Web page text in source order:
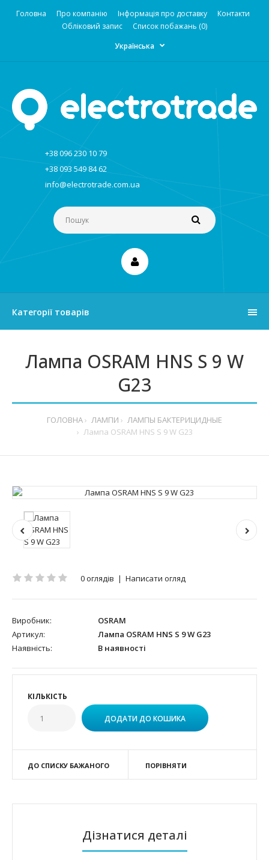
Головна Про компанію Інформація про доставку
Контакти
Обліковий запис
Список побажань (0)
Українська
+38 096 230 10 79
+38 093 549 84 62
info@electrotrade.com.ua
Категорії товарів
Лампа OSRAM HNS S 9 W
G23
ГОЛОВНА ЛАМПИ
ЛАМПЫ БАКТЕРИЦИДНЫЕ
Лампа OSRAM HNS S 9 W G23
0 оглядів | Написати огляд
Виробник:
OSRAM
Артикул:
Лампа OSRAM HNS S 9 W G23
Наявність:
В наявності
КІЛЬКІСТЬ
ДО СПИСКУ БАЖАНОГО ПОРІВНЯТИ
Дізнатися деталі